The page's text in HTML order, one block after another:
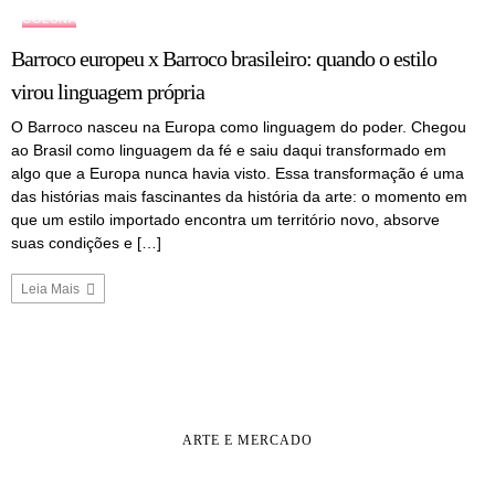
COLUNA
Barroco europeu x Barroco brasileiro: quando o estilo
virou linguagem própria
O Barroco nasceu na Europa como linguagem do poder. Chegou
ao Brasil como linguagem da fé e saiu daqui transformado em
algo que a Europa nunca havia visto. Essa transformação é uma
das histórias mais fascinantes da história da arte: o momento em
que um estilo importado encontra um território novo, absorve
suas condições e […]
Leia Mais
ARTE E MERCADO